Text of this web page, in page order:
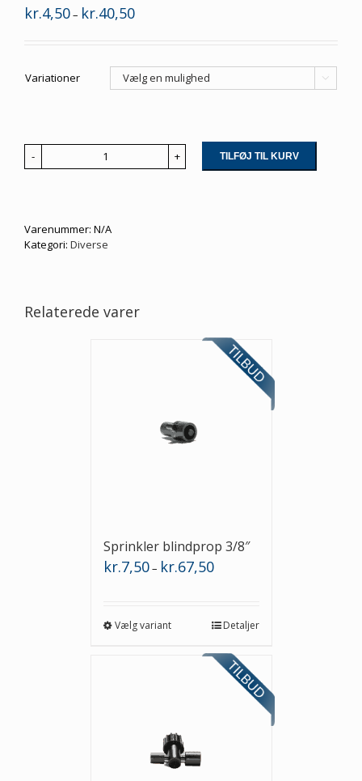
kr.4,50– kr.40,50Prisinterval:
Variationer

Sprinkler
TILFØJ TIL KURV
Varenummer: N/A
Kategori: Diverse
Relaterede varer
Sprinkler blindprop 3/8″
kr.7,50– kr.67,50Prisinterval:
Vælg variant Detaljer